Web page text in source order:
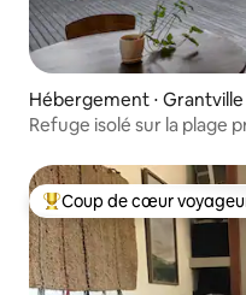
Hébergement ⋅ Grantville
Refuge isolé sur la plage
Coups de cœur
Coup de cœur